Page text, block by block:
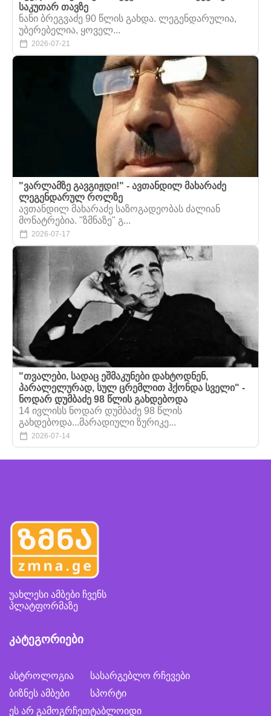
საკუთარ თავზე
ნანი ბრეგვაძე 90 წლის გახდა. ლეგენდარულია,
უბერებელია, ყოველ...
2026-07-21
"ვარლამზე გავგიჟდი!" - ავთანდილ მახარაძე
ლეგენდარულ როლზე
ავთანდილ მახარაძე საზოგადეობას ძალიან
მონატრებია. "ზმნაზე" გ...
2026-07-17
"თვალები, სადაც ეშმაკუნები დახტოდნენ,
პარალელურად, სულ ცრემლით ჰქონდა სველი" -
ნოდარ დუმბაძე 98 წლის გახდებოდა
14 ივლისს ნოდარ დუმბაძე 98 წლის
გახდებოდა...მარადიული ზურიკე...
2026-07-14
უახლესი ამბები ჩვენს
პლატფორმაზე
კატეგორიები
ასტროლოგია
ბიზნეს ამბები
ეს არ გამოგრჩეთ
სასარგებლო რჩევები
სპორტი
ტაბლოიდი